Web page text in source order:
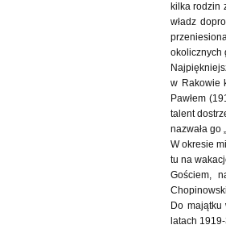
kilka rodzin
władz
okolicznych
w Rakowie
Pawłem
talent
nazwała go
W okresie
tu na
Gościem,
Do majątku
latach